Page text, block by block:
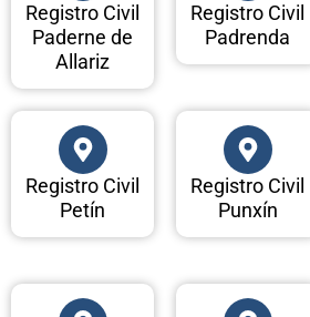
Registro Civil
Paderne de
Allariz
Registro Civil
Padrenda
Registro Civil
Petín
Registro Civil
Punxín